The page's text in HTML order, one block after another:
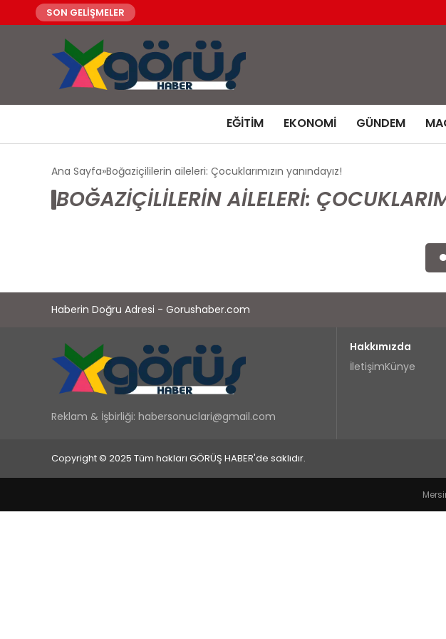
SON GELİŞMELER
EĞITIM EKONOMI GÜNDEM
Ana Sayfa Boğaziçililerin aileleri: Çocuklarımızın yanındayız!
BOĞAZIÇILILERIN AILELERI:
Haberin Doğru Adresi - Gorushaber.com
Reklam & İşbirliği: habersonuclari@gmail.com
Hakkımızda
İletişimKünye
Copyright © 2025 Tüm hakları GÖRÜŞ HABER'de saklıdır.